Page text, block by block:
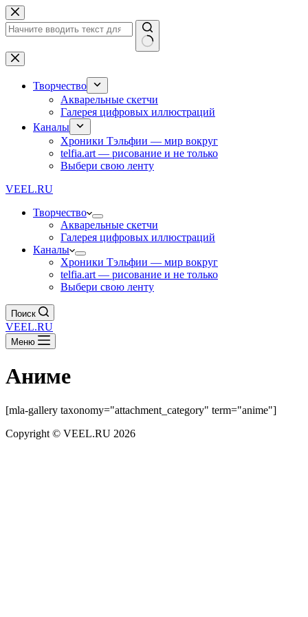
Перейти
к
сути
Ничего
не
найденоТворчество
Акварельные скетчи
Галерея цифровых иллюстраций
Каналы
Хроники Тэльфии — мир вокруг
telfia.art — рисование и не только
Выбери свою ленту
VEEL.RU
Творчество
Акварельные скетчи
Галерея цифровых иллюстраций
Каналы
Хроники Тэльфии — мир вокруг
telfia.art — рисование и не только
Выбери свою ленту
Поиск
VEEL.RU
Меню
Аниме
[mla-gallery taxonomy="attachment_category" term="anime"]
Copyright © VEEL.RU 2026